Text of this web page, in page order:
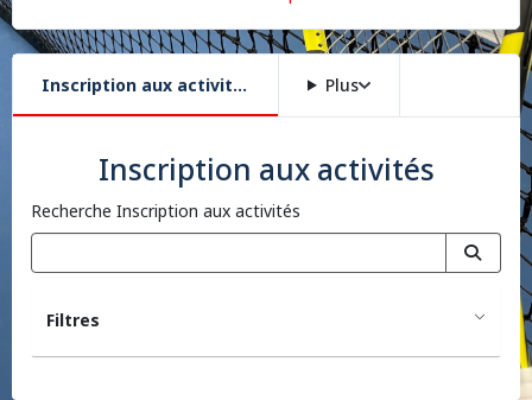
Inscription aux activités Plus
Inscription aux activités
Recherche Inscription aux activités
Filtres